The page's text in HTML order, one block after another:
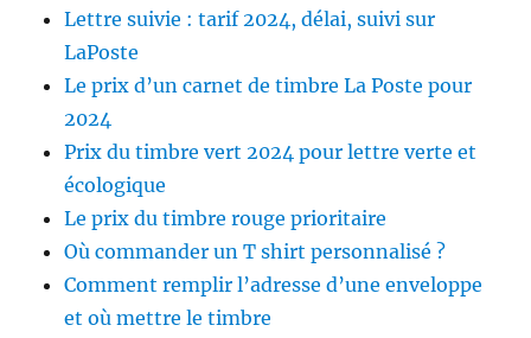
Lettre suivie : tarif 2024, délai, suivi sur
LaPoste
Le prix d’un carnet de timbre La Poste pour
2024
Prix du timbre vert 2024 pour lettre verte et
écologique
Le prix du timbre rouge prioritaire
Où commander un T shirt personnalisé ?
Comment remplir l’adresse d’une enveloppe
et où mettre le timbre